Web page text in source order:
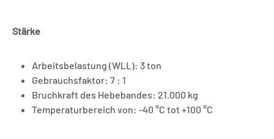
Stärke
Arbeitsbelastung (WLL): 3 ton
Gebrauchsfaktor: 7 : 1
Bruchkraft des Hebebandes: 21.000 kg
Temperaturbereich von: -40 °C tot +100 °C